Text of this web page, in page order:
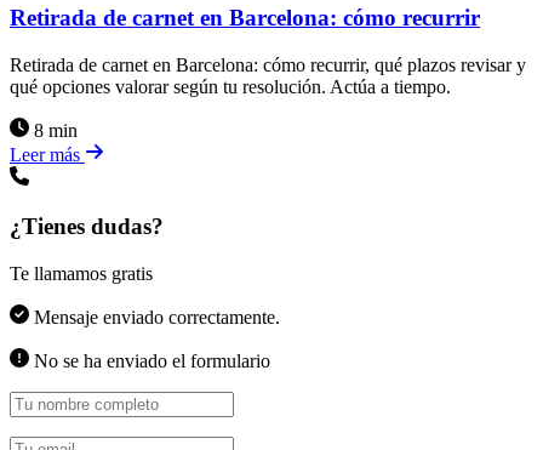
Retirada de carnet en Barcelona: cómo recurrir
Retirada de carnet en Barcelona: cómo recurrir, qué plazos revisar y
qué opciones valorar según tu resolución. Actúa a tiempo.
8 min
Leer más
¿Tienes dudas?
Te llamamos gratis
Mensaje enviado correctamente.
No se ha enviado el formulario